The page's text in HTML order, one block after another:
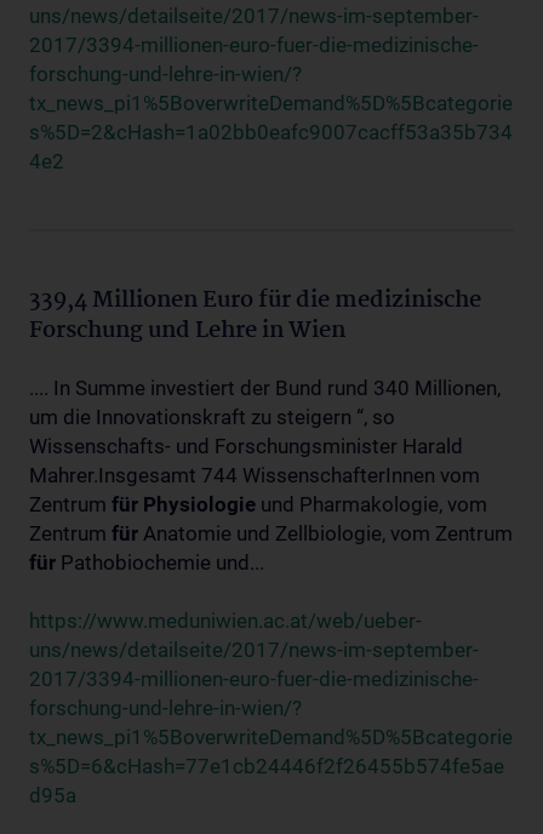
uns/news/detailseite/2017/news-im-september-
2017/3394-millionen-euro-fuer-die-medizinische-
forschung-und-lehre-in-wien/?
tx_news_pi1%5BoverwriteDemand%5D%5Bcategorie
s%5D=2&cHash=1a02bb0eafc9007cacff53a35b734
4e2
339,4 Millionen Euro für die medizinische
Forschung und Lehre in Wien
.... In Summe investiert der Bund rund 340 Millionen,
um die Innovationskraft zu steigern “, so
Wissenschafts- und Forschungsminister Harald
Mahrer.Insgesamt 744 WissenschafterInnen vom
Zentrum für Physiologie und Pharmakologie, vom
Zentrum für Anatomie und Zellbiologie, vom Zentrum
für Pathobiochemie und...
https://www.meduniwien.ac.at/web/ueber-
uns/news/detailseite/2017/news-im-september-
2017/3394-millionen-euro-fuer-die-medizinische-
forschung-und-lehre-in-wien/?
tx_news_pi1%5BoverwriteDemand%5D%5Bcategorie
s%5D=6&cHash=77e1cb24446f2f26455b574fe5ae
d95a